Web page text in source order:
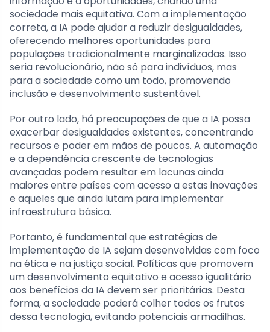
sociedade mais equitativa. Com a implementação
correta, a IA pode ajudar a reduzir desigualdades,
oferecendo melhores oportunidades para
populações tradicionalmente marginalizadas. Isso
seria revolucionário, não só para indivíduos, mas
para a sociedade como um todo, promovendo
inclusão e desenvolvimento sustentável.
Por outro lado, há preocupações de que a IA possa
exacerbar desigualdades existentes, concentrando
recursos e poder em mãos de poucos. A automação
e a dependência crescente de tecnologias
avançadas podem resultar em lacunas ainda
maiores entre países com acesso a estas inovações
e aqueles que ainda lutam para implementar
infraestrutura básica.
Portanto, é fundamental que estratégias de
implementação de IA sejam desenvolvidas com foco
na ética e na justiça social. Políticas que promovem
um desenvolvimento equitativo e acesso igualitário
aos benefícios da IA devem ser prioritárias. Desta
forma, a sociedade poderá colher todos os frutos
dessa tecnologia, evitando potenciais armadilhas.